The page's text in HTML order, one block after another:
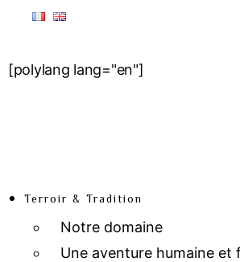
[polylang lang="en"]
Terroir & Tradition
Notre domaine
Une aventure humaine et